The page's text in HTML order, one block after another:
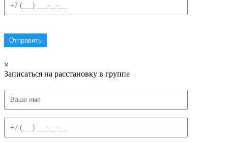
×
Записаться на расстановку в группе